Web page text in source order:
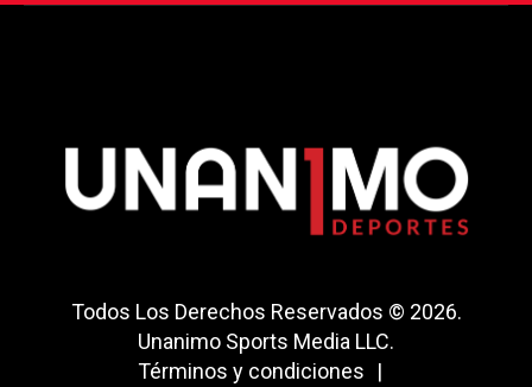
Todos Los Derechos Reservados © 2026.
Unanimo Sports Media LLC.
Términos y condiciones